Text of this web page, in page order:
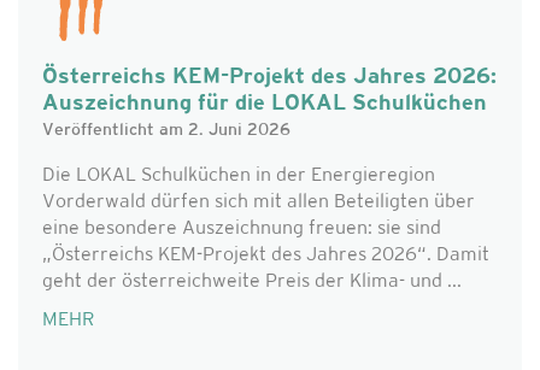
Österreichs KEM-Projekt des Jahres 2026:
Auszeichnung für die LOKAL Schulküchen
Veröffentlicht am 2. Juni 2026
Die LOKAL Schulküchen in der Energieregion
Vorderwald dürfen sich mit allen Beteiligten über
eine besondere Auszeichnung freuen: sie sind
„Österreichs KEM-Projekt des Jahres 2026“. Damit
geht der österreichweite Preis der Klima- und ...
MEHR